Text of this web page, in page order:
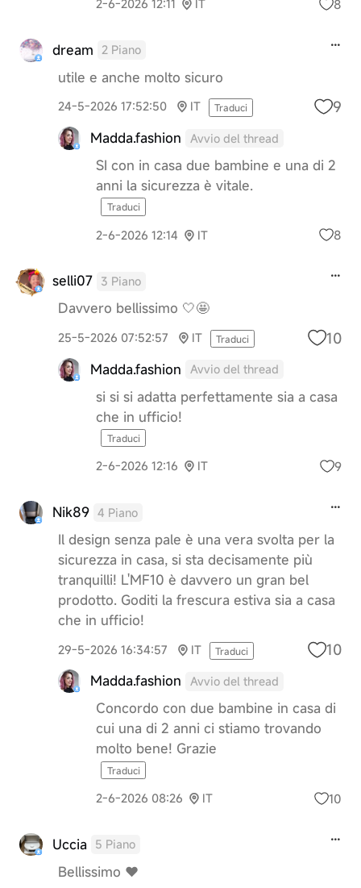
2-6-2026 12:11 IT 8
dream 2 Piano
utile e anche molto sicuro
24-5-2026 17:52:50 IT Traduci 9
Madda.fashion Avvio del thread
SI con in casa due bambine e una di 2
anni la sicurezza è vitale.
Traduci
2-6-2026 12:14 IT 8
selli07 3 Piano
Davvero bellissimo 🤍🤩
25-5-2026 07:52:57 IT Traduci 10
Madda.fashion Avvio del thread
si si si adatta perfettamente sia a casa
che in ufficio!
Traduci
2-6-2026 12:16 IT 9
Nik89 4 Piano
Il design senza pale è una vera svolta per la
sicurezza in casa, si sta decisamente più
tranquilli! L'MF10 è davvero un gran bel
prodotto. Goditi la frescura estiva sia a casa
che in ufficio!
29-5-2026 16:34:57 IT Traduci 10
Madda.fashion Avvio del thread
Concordo con due bambine in casa di
cui una di 2 anni ci stiamo trovando
molto bene! Grazie
Traduci
2-6-2026 08:26 IT 10
Uccia 5 Piano
Bellissimo ♥️